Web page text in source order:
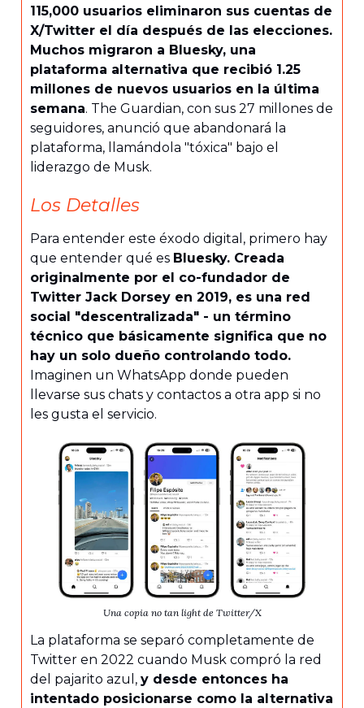
115,000 usuarios eliminaron sus cuentas de
X/Twitter el día después de las elecciones.
Muchos migraron a Bluesky, una
plataforma alternativa que recibió 1.25
millones de nuevos usuarios en la última
semana. The Guardian, con sus 27 millones de
seguidores, anunció que abandonará la
plataforma, llamándola "tóxica" bajo el
liderazgo de Musk.
Los Detalles
Para entender este éxodo digital, primero hay
que entender qué es Bluesky. Creada
originalmente por el co-fundador de
Twitter Jack Dorsey en 2019, es una red
social "descentralizada" - un término
técnico que básicamente significa que no
hay un solo dueño controlando todo.
Imaginen un WhatsApp donde pueden
llevarse sus chats y contactos a otra app si no
les gusta el servicio.
Una copia no tan light de Twitter/X
La plataforma se separó completamente de
Twitter en 2022 cuando Musk compró la red
del pajarito azul, y desde entonces ha
intentado posicionarse como la alternativa